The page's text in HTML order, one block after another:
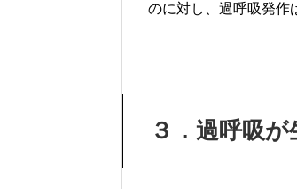
のに対し、過呼吸発作
３．過呼吸